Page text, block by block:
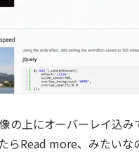
の上にオーバーレイ込み
らRead more、みたいな